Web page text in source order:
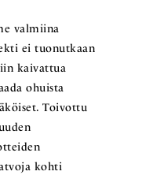
valmiina
ei tuonutkaan
kaivattua
ohuista
Toivottu
kohti